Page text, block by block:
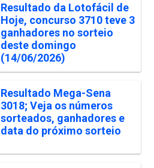
Resultado da Lotofácil de
Hoje, concurso 3710 teve 3
ganhadores no sorteio
deste domingo
(14/06/2026)
Resultado Mega-Sena
3018; Veja os números
sorteados, ganhadores e
data do próximo sorteio